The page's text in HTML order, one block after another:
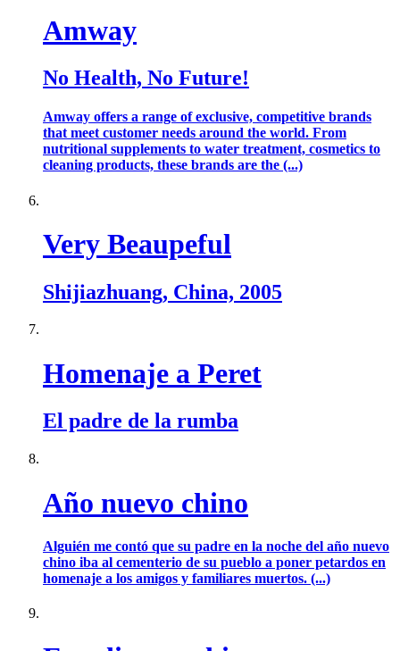
Amway
No Health, No Future!
Amway offers a range of exclusive, competitive brands
that meet customer needs around the world. From
nutritional supplements to water treatment, cosmetics to
cleaning products, these brands are the (...)
Very Beaupeful
Shijiazhuang, China, 2005
Homenaje a Peret
El padre de la rumba
Año nuevo chino
Alguién me contó que su padre en la noche del año nuevo
chino iba al cementerio de su pueblo a poner petardos en
homenaje a los amigos y familiares muertos. (...)